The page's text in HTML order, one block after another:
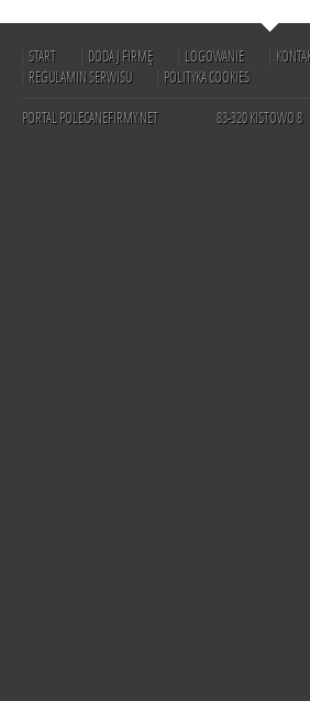
START DODAJ FIRMĘ LOGOWANIE
REGULAMIN SERWISU
POLITYKA COOKIES
PORTAL POLECANEFIRMY.NET 83-320 KISTOWO 8